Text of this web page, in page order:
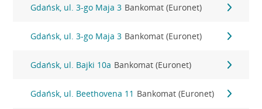
Gdańsk, ul. 3-go Maja 3 Bankomat (Euronet)
Gdańsk, ul. 3-go Maja 3 Bankomat (Euronet)
Gdańsk, ul. Bajki 10a Bankomat (Euronet)
Gdańsk, ul. Beethovena 11 Bankomat (Euronet)